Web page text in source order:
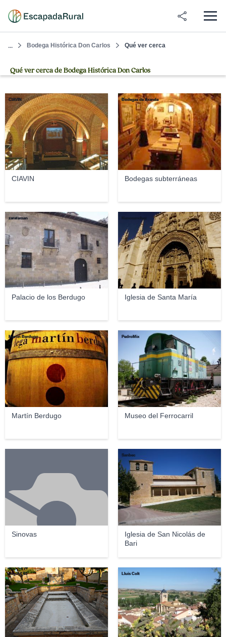
... Bodega Histórica Don Carlos Qué ver cerca
Qué ver cerca de Bodega Histórica Don Carlos
CIAVIN
CIAVIN
Bodegas subterráneas
Bodegas de Aranda
Palacio de los Berdugo
zarateman
Iglesia de Santa María
Nanosanchez
Martín Berdugo
Martín Berdugo
Museo del Ferrocarril
PedroMix
Sinovas
Iglesia de San Nicolás de
Bari
Sanbec
miguel_63 Lluís Colt